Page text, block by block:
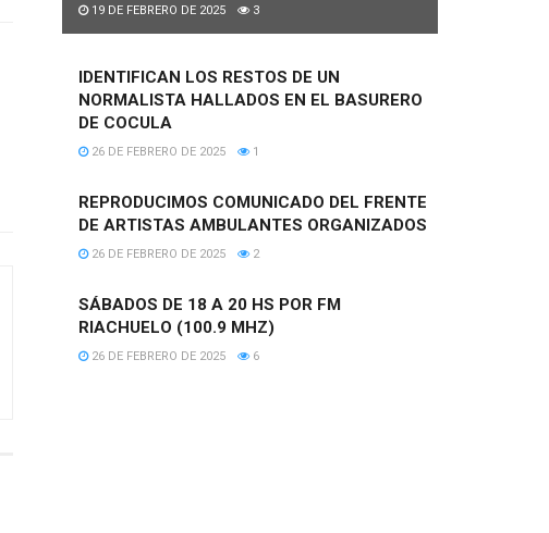
19 DE FEBRERO DE 2025 3
IDENTIFICAN LOS RESTOS DE UN
NORMALISTA HALLADOS EN EL BASURERO
DE COCULA
26 DE FEBRERO DE 2025 1
REPRODUCIMOS COMUNICADO DEL FRENTE
DE ARTISTAS AMBULANTES ORGANIZADOS
26 DE FEBRERO DE 2025 2
SÁBADOS DE 18 A 20 HS POR FM
RIACHUELO (100.9 MHZ)
26 DE FEBRERO DE 2025 6